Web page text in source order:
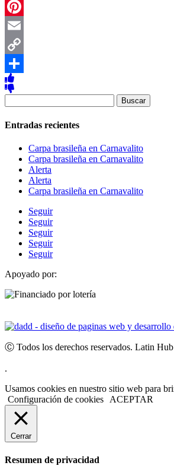
LinkedIn
Pinterest
Email
Copy
Link
Compartir
Entradas recientes
Carpa brasileña en Carnavalito
Carpa brasileña en Carnavalito
Alerta
Alerta
Carpa brasileña en Carnavalito
Seguir
Seguir
Seguir
Seguir
Seguir
Apoyado por:
Ⓒ Todos los derechos reservados. Latin
.
Usamos cookies en nuestro sitio web para
Configuración de cookies
ACEPTAR
Cerrar
Resumen de privacidad